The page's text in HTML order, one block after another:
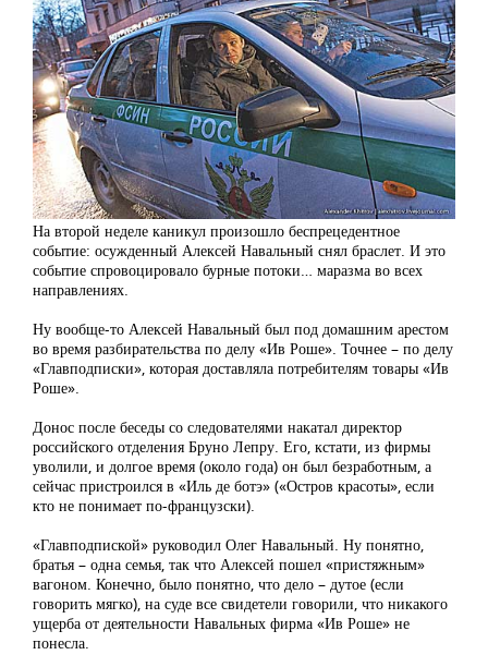
На второй неделе каникул произошло беспрецедентное
событие: осужденный Алексей Навальный снял браслет. И это
событие спровоцировало бурные потоки… маразма во всех
направлениях.
Ну вообще-то Алексей Навальный был под домашним арестом
во время разбирательства по делу «Ив Роше». Точнее – по делу
«Главподписки», которая доставляла потребителям товары «Ив
Роше».
Донос после беседы со следователями накатал директор
российского отделения Бруно Лепру. Его, кстати, из фирмы
уволили, и долгое время (около года) он был безработным, а
сейчас пристроился в «Иль де ботэ» («Остров красоты», если
кто не понимает по-французски).
«Главподпиской» руководил Олег Навальный. Ну понятно,
братья – одна семья, так что Алексей пошел «пристяжным»
вагоном. Конечно, было понятно, что дело – дутое (если
говорить мягко), на суде все свидетели говорили, что никакого
ущерба от деятельности Навальных фирма «Ив Роше» не
понесла.